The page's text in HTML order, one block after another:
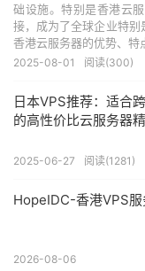
础设施。特别是香港云
接，成为了全球企业特
香港云服务器的优势、特
2025-08-01 阅读(300)
日本VPS推荐：适合
的高性价比云服务器
2025-06-27 阅读(1281 )
HopeIDC-香港VPS
2026-08-06